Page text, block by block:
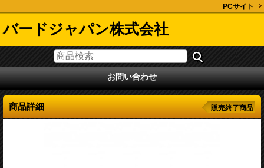
PCサイト
バードジャパン株式会社
お問い合わせ
商品詳細 販売終了商品